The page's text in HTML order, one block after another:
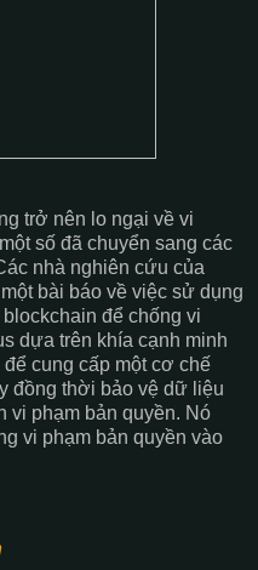
trở nên lo ngại về vi
số đã chuyển sang các
nhà nghiên cứu của
bài báo về việc sử dụng
để chống vi
dựa trên khía cạnh minh
cung cấp một cơ chế
đồng thời bảo vệ dữ liệu
vi phạm bản quyền. Nó
vi phạm bản quyền vào